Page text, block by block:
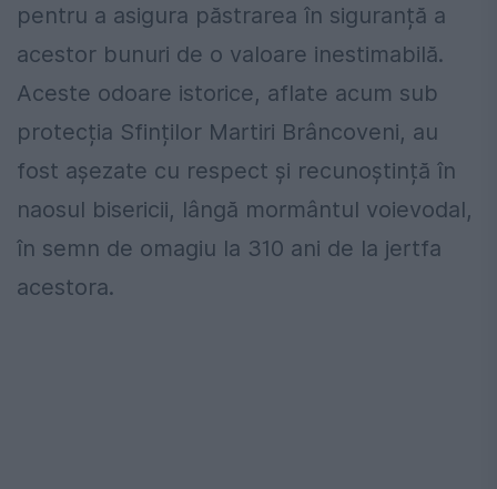
pentru a asigura păstrarea în siguranță a
acestor bunuri de o valoare inestimabilă.
Aceste odoare istorice, aflate acum sub
protecția Sfinților Martiri Brâncoveni, au
fost așezate cu respect și recunoștință în
naosul bisericii, lângă mormântul voievodal,
în semn de omagiu la 310 ani de la jertfa
acestora.